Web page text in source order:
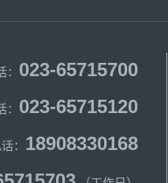
： 023-65715700
： 023-65715120
： 18908330168